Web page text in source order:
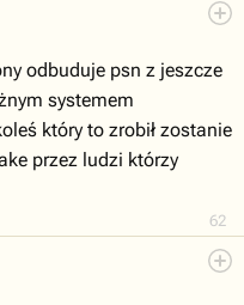
62
odbuduje psn z jeszcze
systemem
który to zrobił zostanie
przez ludzi którzy